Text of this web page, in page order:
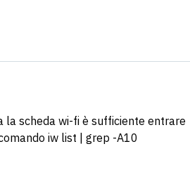
la scheda wi-fi è sufficiente entrare
iw list | grep -A10